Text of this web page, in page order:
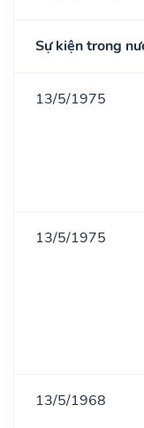
Sự kiện trong
13/5/1975
13/5/1975
13/5/1968